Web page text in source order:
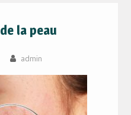
la peau
admin